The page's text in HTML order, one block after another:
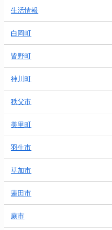
生活情報
白岡町
皆野町
神川町
秩父市
美里町
羽生市
草加市
蓮田市
蕨市